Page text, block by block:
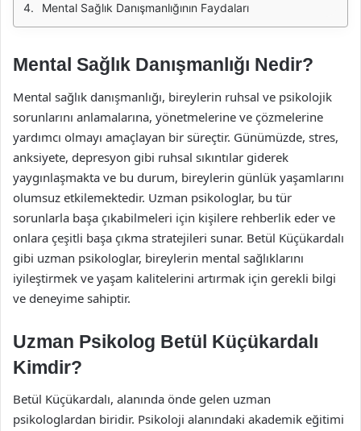
Mental Sağlık Danışmanlığının Faydaları
Mental Sağlık Danışmanlığı Nedir?
Mental sağlık danışmanlığı, bireylerin ruhsal ve psikolojik
sorunlarını anlamalarına, yönetmelerine ve çözmelerine
yardımcı olmayı amaçlayan bir süreçtir. Günümüzde, stres,
anksiyete, depresyon gibi ruhsal sıkıntılar giderek
yaygınlaşmakta ve bu durum, bireylerin günlük yaşamlarını
olumsuz etkilemektedir. Uzman psikologlar, bu tür
sorunlarla başa çıkabilmeleri için kişilere rehberlik eder ve
onlara çeşitli başa çıkma stratejileri sunar. Betül Küçükardalı
gibi uzman psikologlar, bireylerin mental sağlıklarını
iyileştirmek ve yaşam kalitelerini artırmak için gerekli bilgi
ve deneyime sahiptir.
Uzman Psikolog Betül Küçükardalı
Kimdir?
Betül Küçükardalı, alanında önde gelen uzman
psikologlardan biridir. Psikoloji alanındaki akademik eğitimi